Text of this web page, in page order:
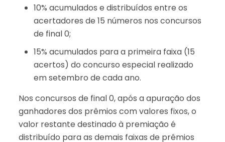
10% acumulados e distribuídos entre os
acertadores de 15 números nos concursos
de final 0;
15% acumulados para a primeira faixa (15
acertos) do concurso especial realizado
em setembro de cada ano.
Nos concursos de final 0, após a apuração dos
ganhadores dos prêmios com valores fixos, o
valor restante destinado à premiação é
distribuído para as demais faixas de prêmios